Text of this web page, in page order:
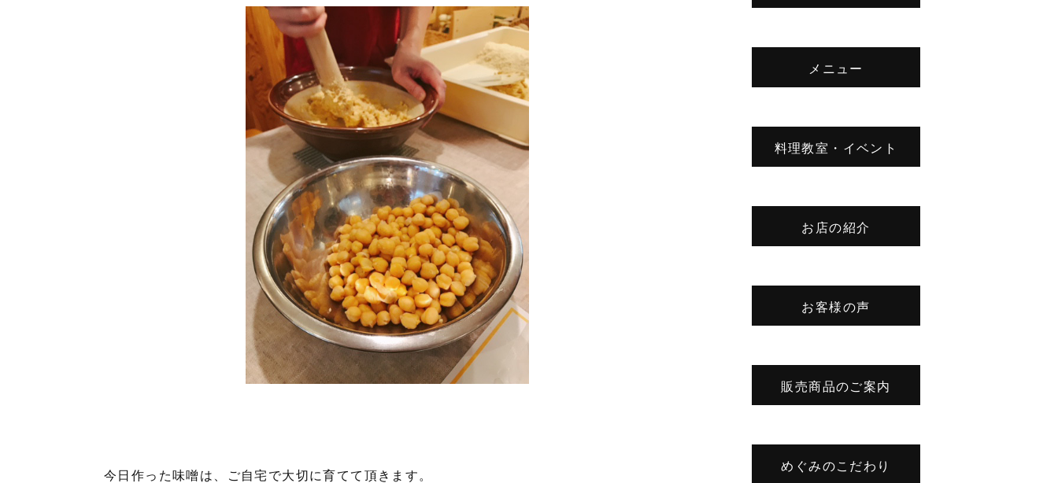
今日作った味噌は、ご自宅で大切に育てて頂きます。
メニュー
料理教室・イベント
お店の紹介
お客様の声
販売商品のご案内
めぐみのこだわり